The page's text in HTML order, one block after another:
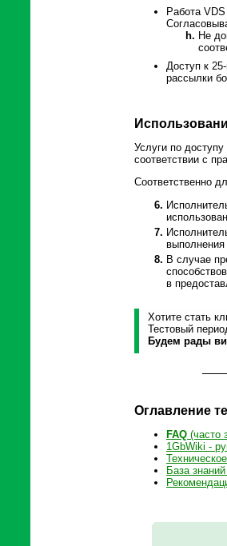
Работа
Не
Доступ к
рассылки
Услуги по
соответствии с
Соответственно
выполнения
В случае
в
Хотите стать
Тестовый
Будем рады
Оглавление
FAQ (часто
1GbWiki -
База